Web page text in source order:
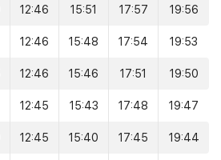
12:46 15:51 17:57 19:56
12:46 15:48 17:54 19:53
12:46 15:46 17:51 19:50
12:45 15:43 17:48 19:47
12:45 15:40 17:45 19:44